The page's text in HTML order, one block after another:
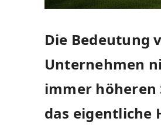
Die Bedeutung
Unternehmen
immer
das eigentliche